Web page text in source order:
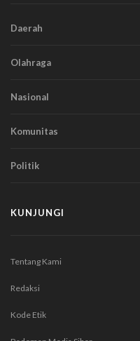
Daerah
Olahraga
Nasional
Komunitas
Politik
KUNJUNGI
Tentang Kami
Redaksi
Kode Etik